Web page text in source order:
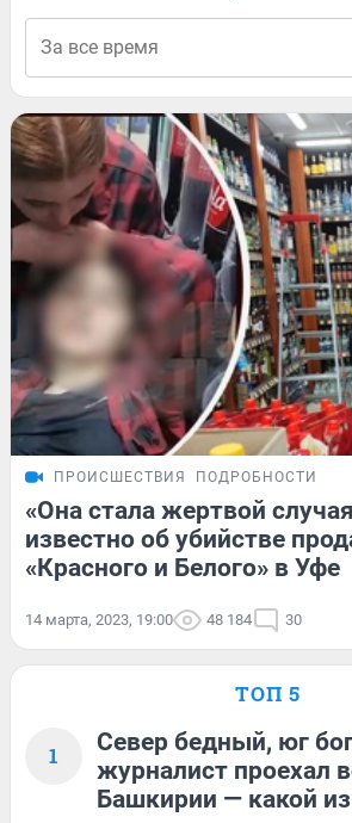
ПРОИСШЕСТВИЯ ПОДРОБНОСТИ
«Она стала жертвой
известно об убийстве
«Красного и Белого» в Уфе
14 марта, 2023, 19:00 48 184 30
ТОП 5
1
Север бедный, юг
журналист проехал
Башкирии — какой